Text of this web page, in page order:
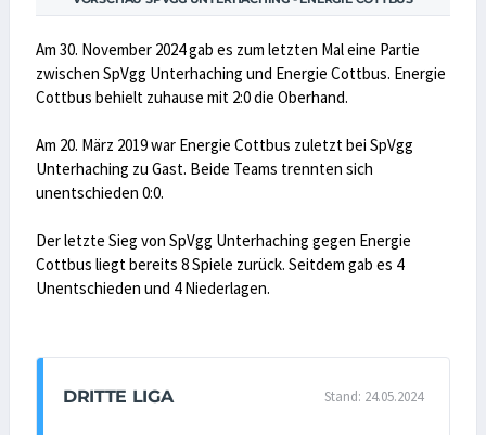
Am 30. November 2024 gab es zum letzten Mal eine Partie
zwischen SpVgg Unterhaching und Energie Cottbus. Energie
Cottbus behielt zuhause mit 2:0 die Oberhand.
Am 20. März 2019 war Energie Cottbus zuletzt bei SpVgg
Unterhaching zu Gast. Beide Teams trennten sich
unentschieden 0:0.
Der letzte Sieg von SpVgg Unterhaching gegen Energie
Cottbus liegt bereits 8 Spiele zurück. Seitdem gab es 4
Unentschieden und 4 Niederlagen.
DRITTE LIGA Stand: 24.05.2024